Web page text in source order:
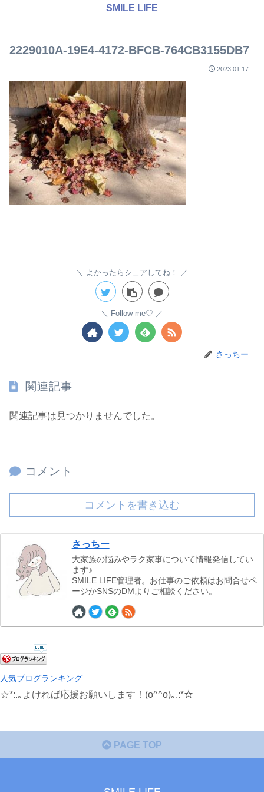
SMILE LIFE
2229010A-19E4-4172-BFCB-764CB3155DB7
2023.01.17
よかったらシェアしてね！
Follow me♡
さっちー
関連記事
関連記事は見つかりませんでした。
コメント
コメントを書き込む
さっちー
大家族の悩みやラク家事について情報発信してい
ます♪
SMILE LIFE管理者。お仕事のご依頼はお問合せペ
ージかSNSのDMよりご相談ください。
人気ブログランキング
☆*:.｡よければ応援お願いします！(o^^o)｡.:*☆
PAGE TOP